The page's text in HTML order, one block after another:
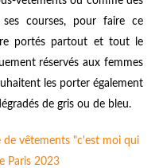
courses, pour faire ce
portés partout et tout le
réservés aux femmes
les porter également
de gris ou de bleu.